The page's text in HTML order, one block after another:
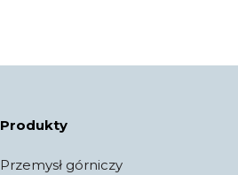
Produkty
Przemysł górniczy